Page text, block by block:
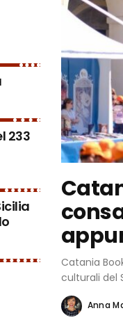
233
Catania
culturali del
Anna